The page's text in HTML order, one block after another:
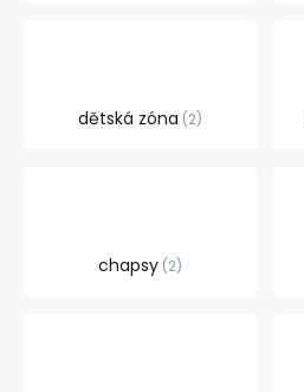
dětská zóna 2
chapsy 2